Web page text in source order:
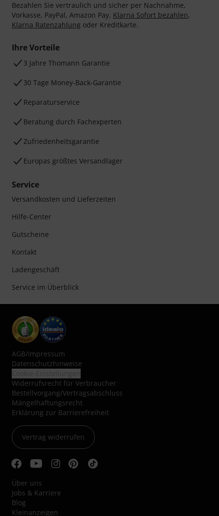
Bezahlen Sie vertraulich und sicher per Nachnahme,
Vorkasse, PayPal, Amazon Pay, Klarna Sofort bezahlen,
Klarna Ratenzahlung oder Kreditkarte.
Ihre Vorteile
3 Jahre Thomann Garantie
30 Tage Money-Back-Garantie
Reparaturservice
Beratung durch Fachexperten
Zufriedenheitsgarantie
Europas größtes Versandlager
Service
Versandkosten und Lieferzeiten
Hilfe-Center
Gutscheine
Kontakt
Ladengeschäft
Service im Überblick
AGB/Impressum
Datenschutzhinweise
Widerrufsrecht für Verbraucher
Bestellvorgang/Vertragsabschluss
Mängelhaftungsrecht
Erklärung zur Barrierefreiheit
Vertrag widerrufen
Über uns
Jobs & Karriere
Blog
Kleinanzeigen